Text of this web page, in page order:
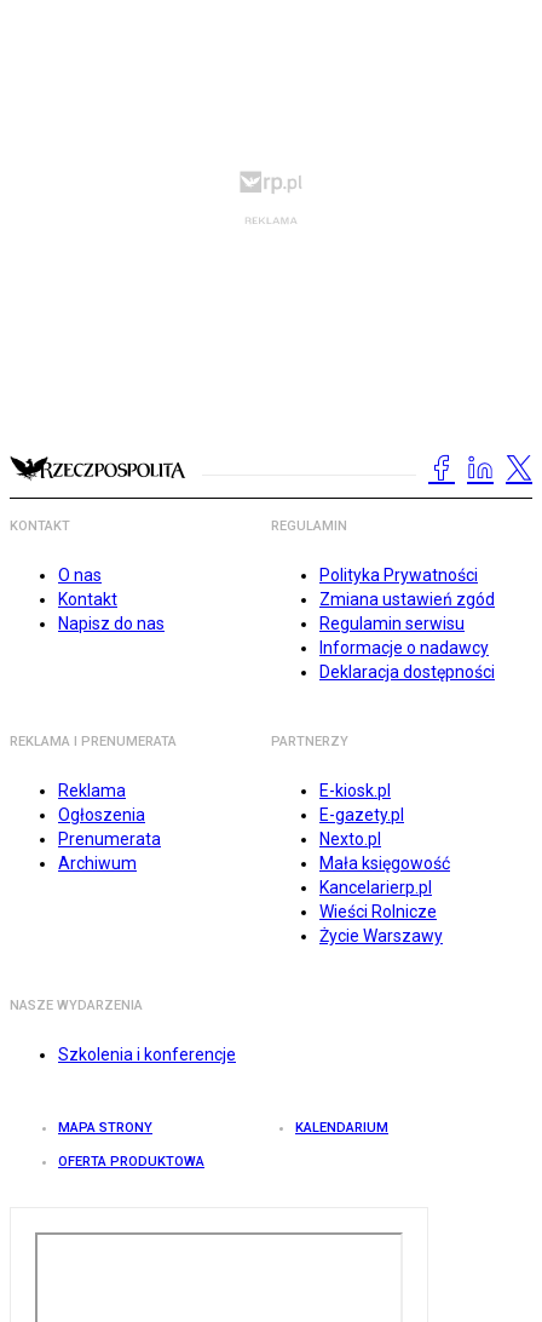
KONTAKT
O nas
Kontakt
Napisz do nas
REGULAMIN
Polityka Prywatności
Zmiana ustawień zgód
Regulamin serwisu
Informacje o nadawcy
Deklaracja dostępności
REKLAMA I PRENUMERATA
Reklama
Ogłoszenia
Prenumerata
Archiwum
PARTNERZY
E-kiosk.pl
E-gazety.pl
Nexto.pl
Mała księgowość
Kancelarierp.pl
Wieści Rolnicze
Życie Warszawy
NASZE WYDARZENIA
Szkolenia i konferencje
MAPA STRONY KALENDARIUM
OFERTA PRODUKTOWA